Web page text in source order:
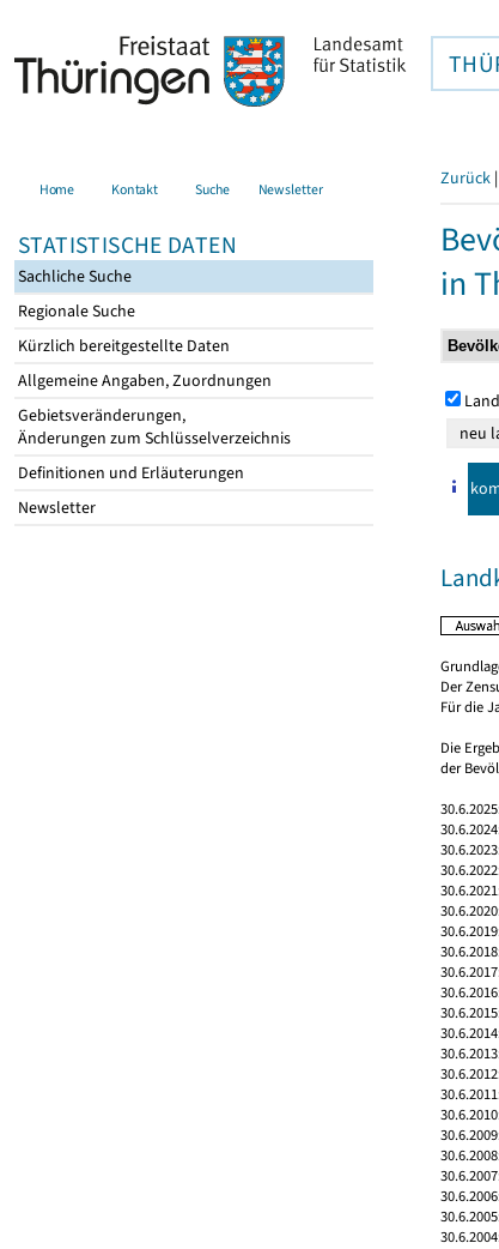
Home Kontakt Suche Newsletter
STATISTISCHE DATEN
Sachliche Suche
Regionale Suche
Kürzlich bereitgestellte Daten
Allgemeine Angaben, Zuordnungen
Gebietsveränderungen,
Änderungen zum Schlüsselverzeichnis
Definitionen und Erläuterungen
Newsletter
Zurück |
in
Der
Für die
Die
der